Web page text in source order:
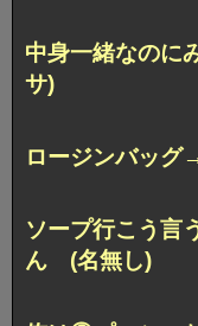
中身一緒なの
サ)
ロージンバッ
ソープ行こう言
ん (名無し)